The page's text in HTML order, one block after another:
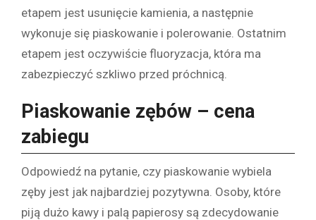
etapem jest usunięcie kamienia, a następnie
wykonuje się piaskowanie i polerowanie. Ostatnim
etapem jest oczywiście fluoryzacja, która ma
zabezpieczyć szkliwo przed próchnicą.
Piaskowanie zębów – cena
zabiegu
Odpowiedź na pytanie, czy piaskowanie wybiela
zęby jest jak najbardziej pozytywna. Osoby, które
piją dużo kawy i palą papierosy są zdecydowanie